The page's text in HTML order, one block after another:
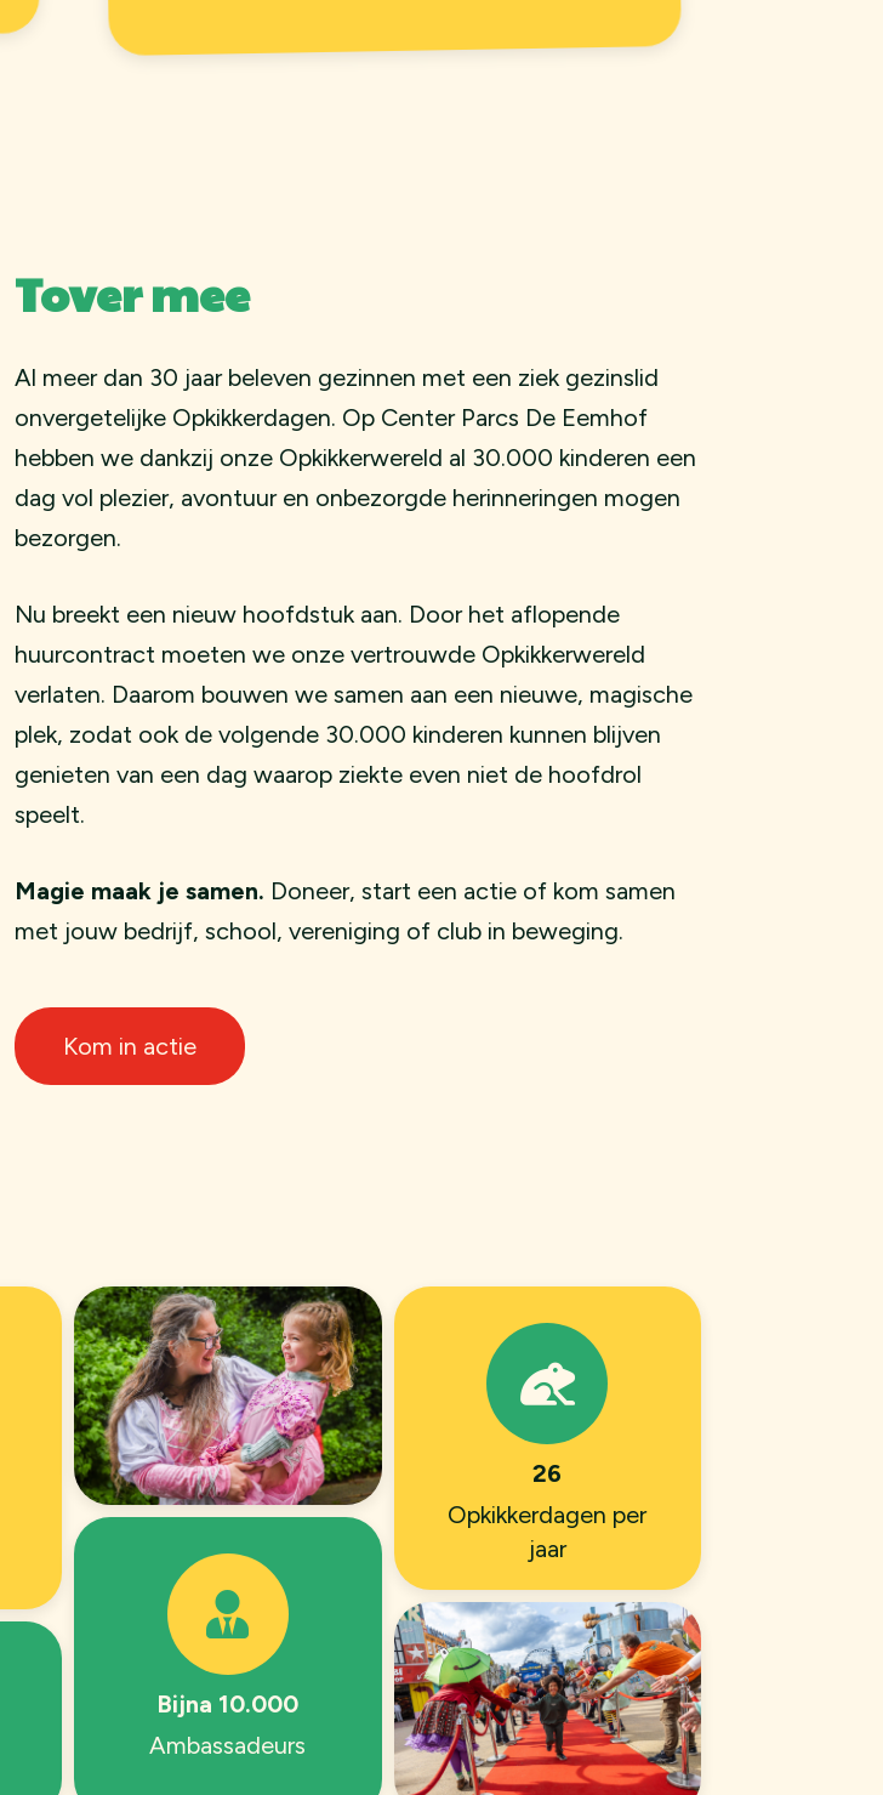
Tover mee
Al meer dan 30 jaar beleven gezinnen met een ziek gezinslid
onvergetelijke Opkikkerdagen. Op Center Parcs De Eemhof
hebben we dankzij onze Opkikkerwereld al 30.000 kinderen een
dag vol plezier, avontuur en onbezorgde herinneringen mogen
bezorgen.
Nu breekt een nieuw hoofdstuk aan. Door het aflopende
huurcontract moeten we onze vertrouwde Opkikkerwereld
verlaten. Daarom bouwen we samen aan een nieuwe, magische
plek, zodat ook de volgende 30.000 kinderen kunnen blijven
genieten van een dag waarop ziekte even niet de hoofdrol
speelt.
Magie maak je samen. Doneer, start een actie of kom samen
met jouw bedrijf, school, vereniging of club in beweging.
Kom in actie
Bijna 10.000
Ambassadeurs
26
Opkikkerdagen per
jaar